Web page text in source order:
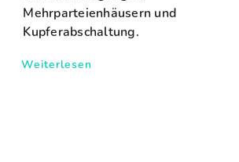
Mehrparteienhäusern und
Kupferabschaltung.
Weiterlesen